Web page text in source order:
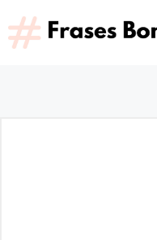
Saltar
al
contenido